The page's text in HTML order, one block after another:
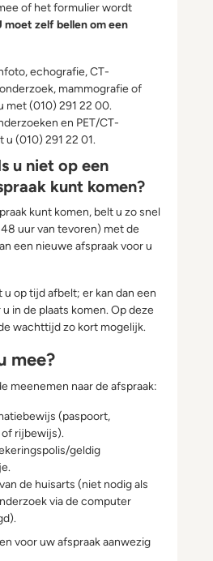
of het formulier wordt
moet zelf bellen om een
echografie, CT-
mammografie of
met (010) 291 22 00.
en PET/CT-
(010) 291 22 01.
u niet op een
kunt komen?
kunt komen, belt u zo snel
uur van tevoren) met de
een nieuwe afspraak voor u
u op tijd afbelt; er kan dan een
in de plaats komen. Op deze
wachttijd zo kort mogelijk.
mee?
meenemen naar de afspraak:
(paspoort,
rijbewijs).
geldig
de huisarts (niet nodig als
via de computer
voor uw afspraak aanwezig